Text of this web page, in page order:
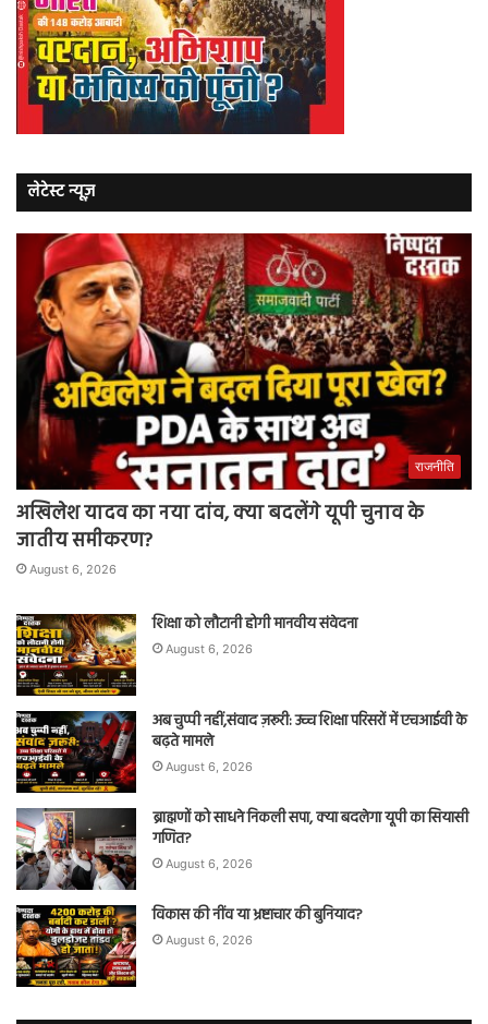
लेटेस्ट न्यूज़
राजनीति
अखिलेश यादव का नया दांव, क्या बदलेंगे यूपी चुनाव के
जातीय समीकरण?
August 6, 2026
शिक्षा को लौटानी होगी मानवीय संवेदना
August 6, 2026
अब चुप्पी नहीं,संवाद ज़रूरी: उच्च शिक्षा परिसरों में एचआईवी के
बढ़ते मामले
August 6, 2026
ब्राह्मणों को साधने निकली सपा, क्या बदलेगा यूपी का सियासी
गणित?
August 6, 2026
विकास की नींव या भ्रष्टाचार की बुनियाद?
August 6, 2026